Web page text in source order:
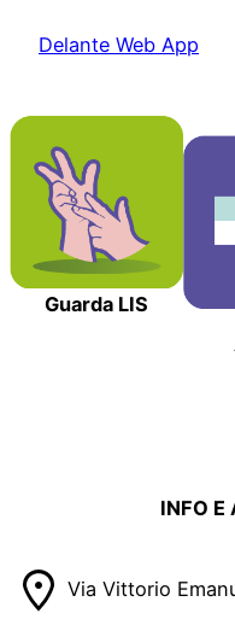
Delante Web App
Guarda LIS
INFO E
Via Vittorio